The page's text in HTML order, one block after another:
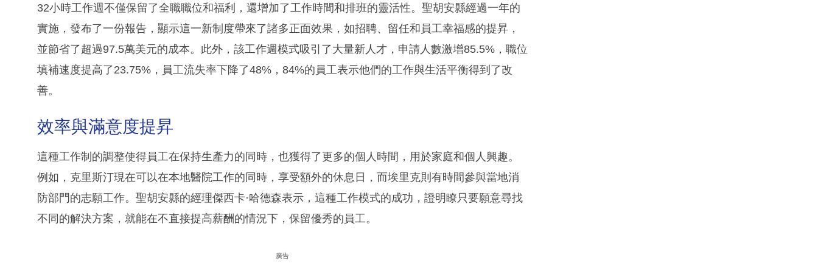
32小時工作週不僅保留了全職職位和福利，還增加了工作時間和排班的靈活性。聖胡安縣經過一年的
實施，發布了一份報告，顯示這一新制度帶來了諸多正面效果，如招聘、留任和員工幸福感的提昇，
並節省了超過97.5萬美元的成本。此外，該工作週模式吸引了大量新人才，申請人數激增85.5%，職位
填補速度提高了23.75%，員工流失率下降了48%，84%的員工表示他們的工作與生活平衡得到了改
善。
效率與滿意度提昇
這種工作制的調整使得員工在保持生產力的同時，也獲得了更多的個人時間，用於家庭和個人興趣。
例如，克里斯汀現在可以在本地醫院工作的同時，享受額外的休息日，而埃里克則有時間參與當地消
防部門的志願工作。聖胡安縣的經理傑西卡·哈德森表示，這種工作模式的成功，證明瞭只要願意尋找
不同的解決方案，就能在不直接提高薪酬的情況下，保留優秀的員工。
廣告